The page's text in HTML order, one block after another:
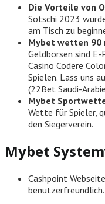
Die Vorteile von
Sotschi 2023
am Tisch zu
Mybet wetten 90
Geldbörsen sind E-
Casino Codere
Spielen. Lass uns
(22Bet Saudi-
Mybet
Wette für Spieler,
den Siegerverein.
Mybet
Cashpoint
benutzerfreundlich.